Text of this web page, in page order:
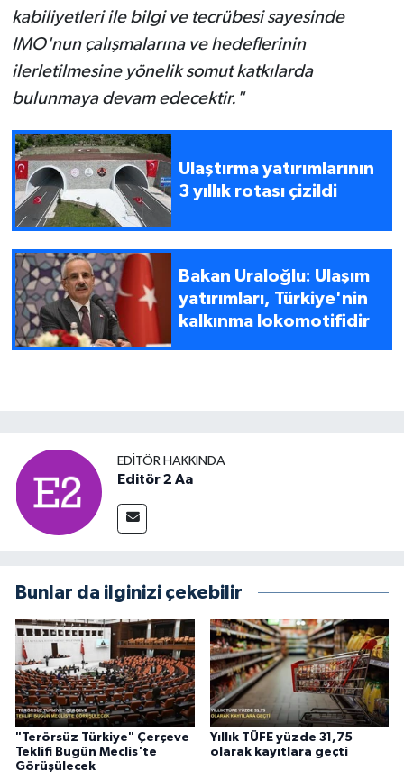
kabiliyetleri ile bilgi ve tecrübesi sayesinde
IMO'nun çalışmalarına ve hedeflerinin
ilerletilmesine yönelik somut katkılarda
bulunmaya devam edecektir."
Ulaştırma yatırımlarının
3 yıllık rotası çizildi
Bakan Uraloğlu: Ulaşım
yatırımları, Türkiye'nin
kalkınma lokomotifidir
EDITÖR HAKKINDA
Editör 2 Aa
Bunlar da ilginizi çekebilir
"Terörsüz Türkiye" Çerçeve
Teklifi Bugün Meclis'te
Görüşülecek
Yıllık TÜFE yüzde 31,75
olarak kayıtlara geçti